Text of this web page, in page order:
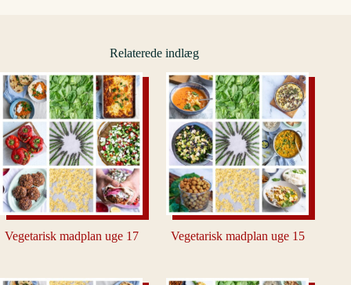
Relaterede indlæg
Vegetarisk madplan uge 17 Vegetarisk madplan uge 15